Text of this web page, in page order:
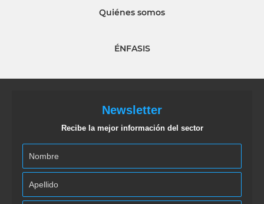
Quiénes somos
ÉNFASIS
Newsletter
Recibe la mejor información del sector